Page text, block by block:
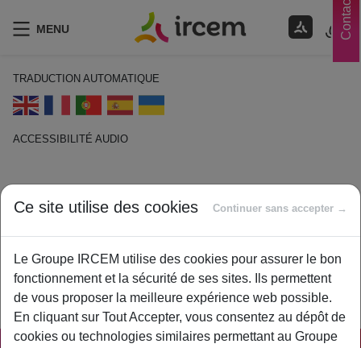
Contacts
MENU
TRADUCTION AUTOMATIQUE
ACCESSIBILITÉ AUDIO
Espace client
Byircem
Espace sécurisée offrant des services en ligne.
Ce site utilise des cookies Continuer sans accepter →
Le Groupe IRCEM utilise des cookies pour assurer le bon
fonctionnement et la sécurité de ses sites. Ils permettent
de vous proposer la meilleure expérience web possible.
En cliquant sur Tout Accepter, vous consentez au dépôt de
cookies ou technologies similaires permettant au Groupe